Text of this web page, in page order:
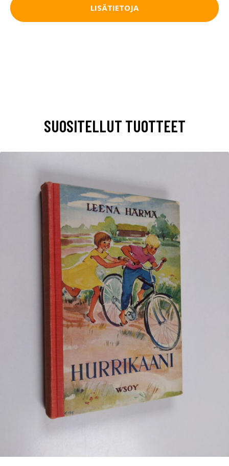
LISÄTIETOJA
SUOSITELLUT TUOTTEET